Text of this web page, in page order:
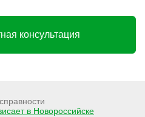
консультация
в Новороссийске